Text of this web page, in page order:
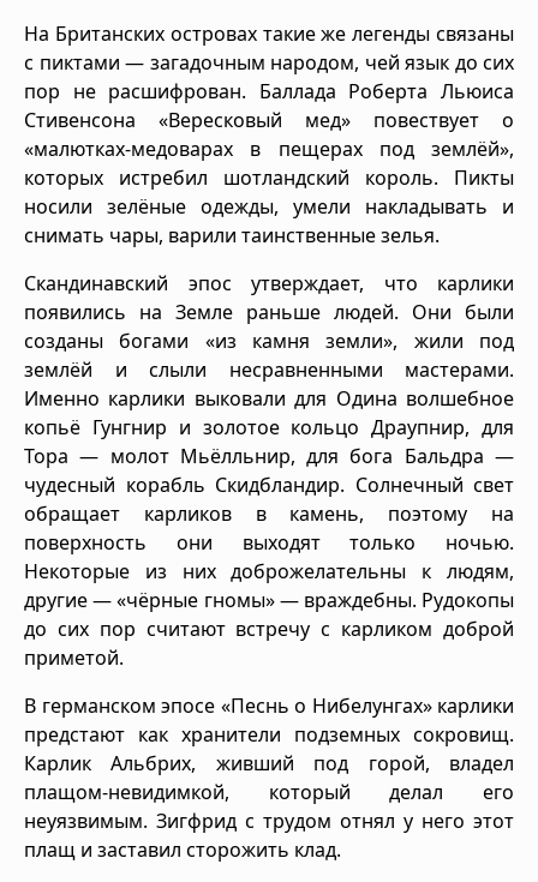
На Британских островах такие же легенды связаны
с пиктами — загадочным народом, чей язык до сих
пор не расшифрован. Баллада Роберта Льюиса
Стивенсона «Вересковый мед» повествует о
«малютках-медоварах в пещерах под землёй»,
которых истребил шотландский король. Пикты
носили зелёные одежды, умели накладывать и
снимать чары, варили таинственные зелья.
Скандинавский эпос утверждает, что карлики
появились на Земле раньше людей. Они были
созданы богами «из камня земли», жили под
землёй и слыли несравненными мастерами.
Именно карлики выковали для Одина волшебное
копьё Гунгнир и золотое кольцо Драупнир, для
Тора — молот Мьёлльнир, для бога Бальдра —
чудесный корабль Скидбландир. Солнечный свет
обращает карликов в камень, поэтому на
поверхность они выходят только ночью.
Некоторые из них доброжелательны к людям,
другие — «чёрные гномы» — враждебны. Рудокопы
до сих пор считают встречу с карликом доброй
приметой.
В германском эпосе «Песнь о Нибелунгах» карлики
предстают как хранители подземных сокровищ.
Карлик Альбрих, живший под горой, владел
плащом-невидимкой, который делал его
неуязвимым. Зигфрид с трудом отнял у него этот
плащ и заставил сторожить клад.